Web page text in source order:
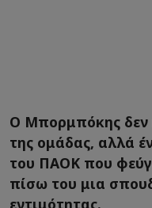
Ο Μπορμπόκης δεν
της ομάδας, αλλά
του ΠΑΟΚ που
πίσω του μια
εντιμότητας.